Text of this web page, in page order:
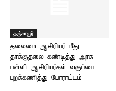
தஞ்சாவூர்
தலைமை ஆசிரியர் மீது
தாக்குதலை கண்டித்து அரசு
பள்ளி ஆசிரியர்கள் வகுப்பை
புறக்கணித்து போராட்டம்